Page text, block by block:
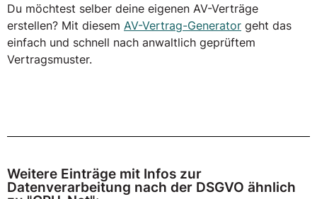
Du möchtest selber deine eigenen AV-Verträge
erstellen? Mit diesem AV-Vertrag-Generator geht das
einfach und schnell nach anwaltlich geprüftem
Vertragsmuster.
Weitere Einträge mit Infos zur
Datenverarbeitung nach der DSGVO ähnlich